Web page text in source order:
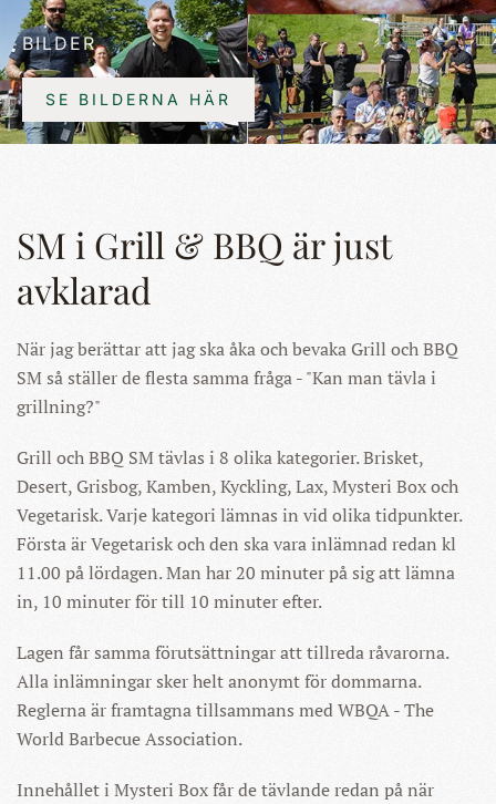
BILDER
SE BILDERNA HÄR
SM i Grill & BBQ är just
avklarad
När jag berättar att jag ska åka och bevaka Grill och BBQ
SM så ställer de flesta samma fråga - "Kan man tävla i
grillning?"
Grill och BBQ SM tävlas i 8 olika kategorier. Brisket,
Desert, Grisbog, Kamben, Kyckling, Lax, Mysteri Box och
Vegetarisk. Varje kategori lämnas in vid olika tidpunkter.
Första är Vegetarisk och den ska vara inlämnad redan kl
11.00 på lördagen. Man har 20 minuter på sig att lämna
in, 10 minuter för till 10 minuter efter.
Lagen får samma förutsättningar att tillreda råvarorna.
Alla inlämningar sker helt anonymt för dommarna.
Reglerna är framtagna tillsammans med WBQA -The
World Barbecue Association.
Innehållet i Mysteri Box får de tävlande redan på när